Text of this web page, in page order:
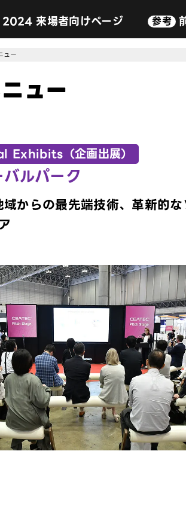
来場者向けページ 参考
ュー
ュー
Exhibits（企画出展）
ルパーク
からの最先端技術、革新的